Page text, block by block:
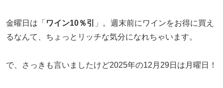
金曜日は「 ワイン10％引
」。週末前にワインをお得に買え
るなんて、ちょっとリッチな気分になれちゃいます。
で、さっきも言いましたけど2025年の12月29日は月曜日！